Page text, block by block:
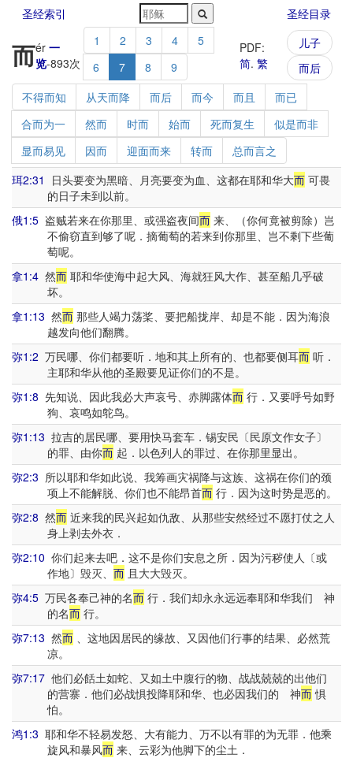
圣经索引 圣经目录
而ér 一
览-893次
1 2 3 4
5
6
7 8 9
PDF:
简. 繁
儿子
而后
不得而知
从天而降 而后 而今 而且
而已
合而为一
然而 时而 始而 死而复生
似是而非
显而易见
因而 迎面而来 转而
总而言之
珥2:31
日头要变为黑暗、月亮要变为血、这都在耶和华大而 可畏
的日子未到以前。
俄1:5 盗贼若来在你那里、或强盗夜间而 来、（你何竟被剪除）岂
不偷窃直到够了呢．摘葡萄的若来到你那里、岂不剩下些葡
萄呢。
拿1:4 然而 耶和华使海中起大风、海就狂风大作、甚至船几乎破
坏。
拿1:13 然而 那些人竭力荡桨、要把船拢岸、却是不能．因为海浪
越发向他们翻腾。
弥1:2 万民哪、你们都要听．地和其上所有的、也都要侧耳而 听．
主耶和华从他的圣殿要见证你们的不是。
弥1:8 先知说、因此我必大声哀号、赤脚露体而 行．又要呼号如野
狗、哀鸣如鸵鸟。
弥1:13 拉吉的居民哪、要用快马套车．锡安民〔民原文作女子〕
的罪、由你而起．以色列人的罪过、在你那里显出。
弥2:3 所以耶和华如此说、我筹画灾祸降与这族、这祸在你们的颈
项上不能解脱、你们也不能昂首而行．因为这时势是恶的。
弥2:8 然而 近来我的民兴起如仇敌、从那些安然经过不愿打仗之人
身上剥去外衣．
弥2:10 你们起来去吧．这不是你们安息之所．因为污秽使人〔或
作地〕毁灭、 而且大大毁灭。
弥4:5 万民各奉己神的名而 行．我们却永永远远奉耶和华我们 神
的名而行。
弥7:13 然而 、这地因居民的缘故、又因他们行事的结果、必然荒
凉。
弥7:17 他们必餂土如蛇、又如土中腹行的物、战战兢兢的出他们
的营寨．他们必战惧投降耶和华、也必因我们的 神而惧
怕。
鸿1:3 耶和华不轻易发怒、大有能力、万不以有罪的为无罪．他乘
旋风和暴风而来、云彩为他脚下的尘土．